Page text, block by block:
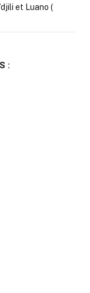
et Luano (
: